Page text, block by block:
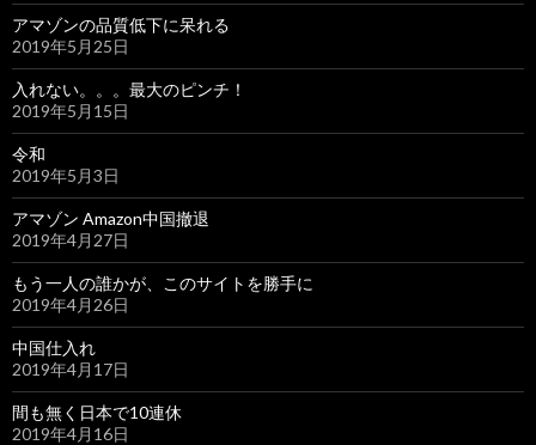
アマゾンの品質低下に呆れる
2019年5月25日
入れない。。。最大のピンチ！
2019年5月15日
令和
2019年5月3日
アマゾン Amazon中国撤退
2019年4月27日
もう一人の誰かが、このサイトを勝手に
2019年4月26日
中国仕入れ
2019年4月17日
間も無く日本で10連休
2019年4月16日